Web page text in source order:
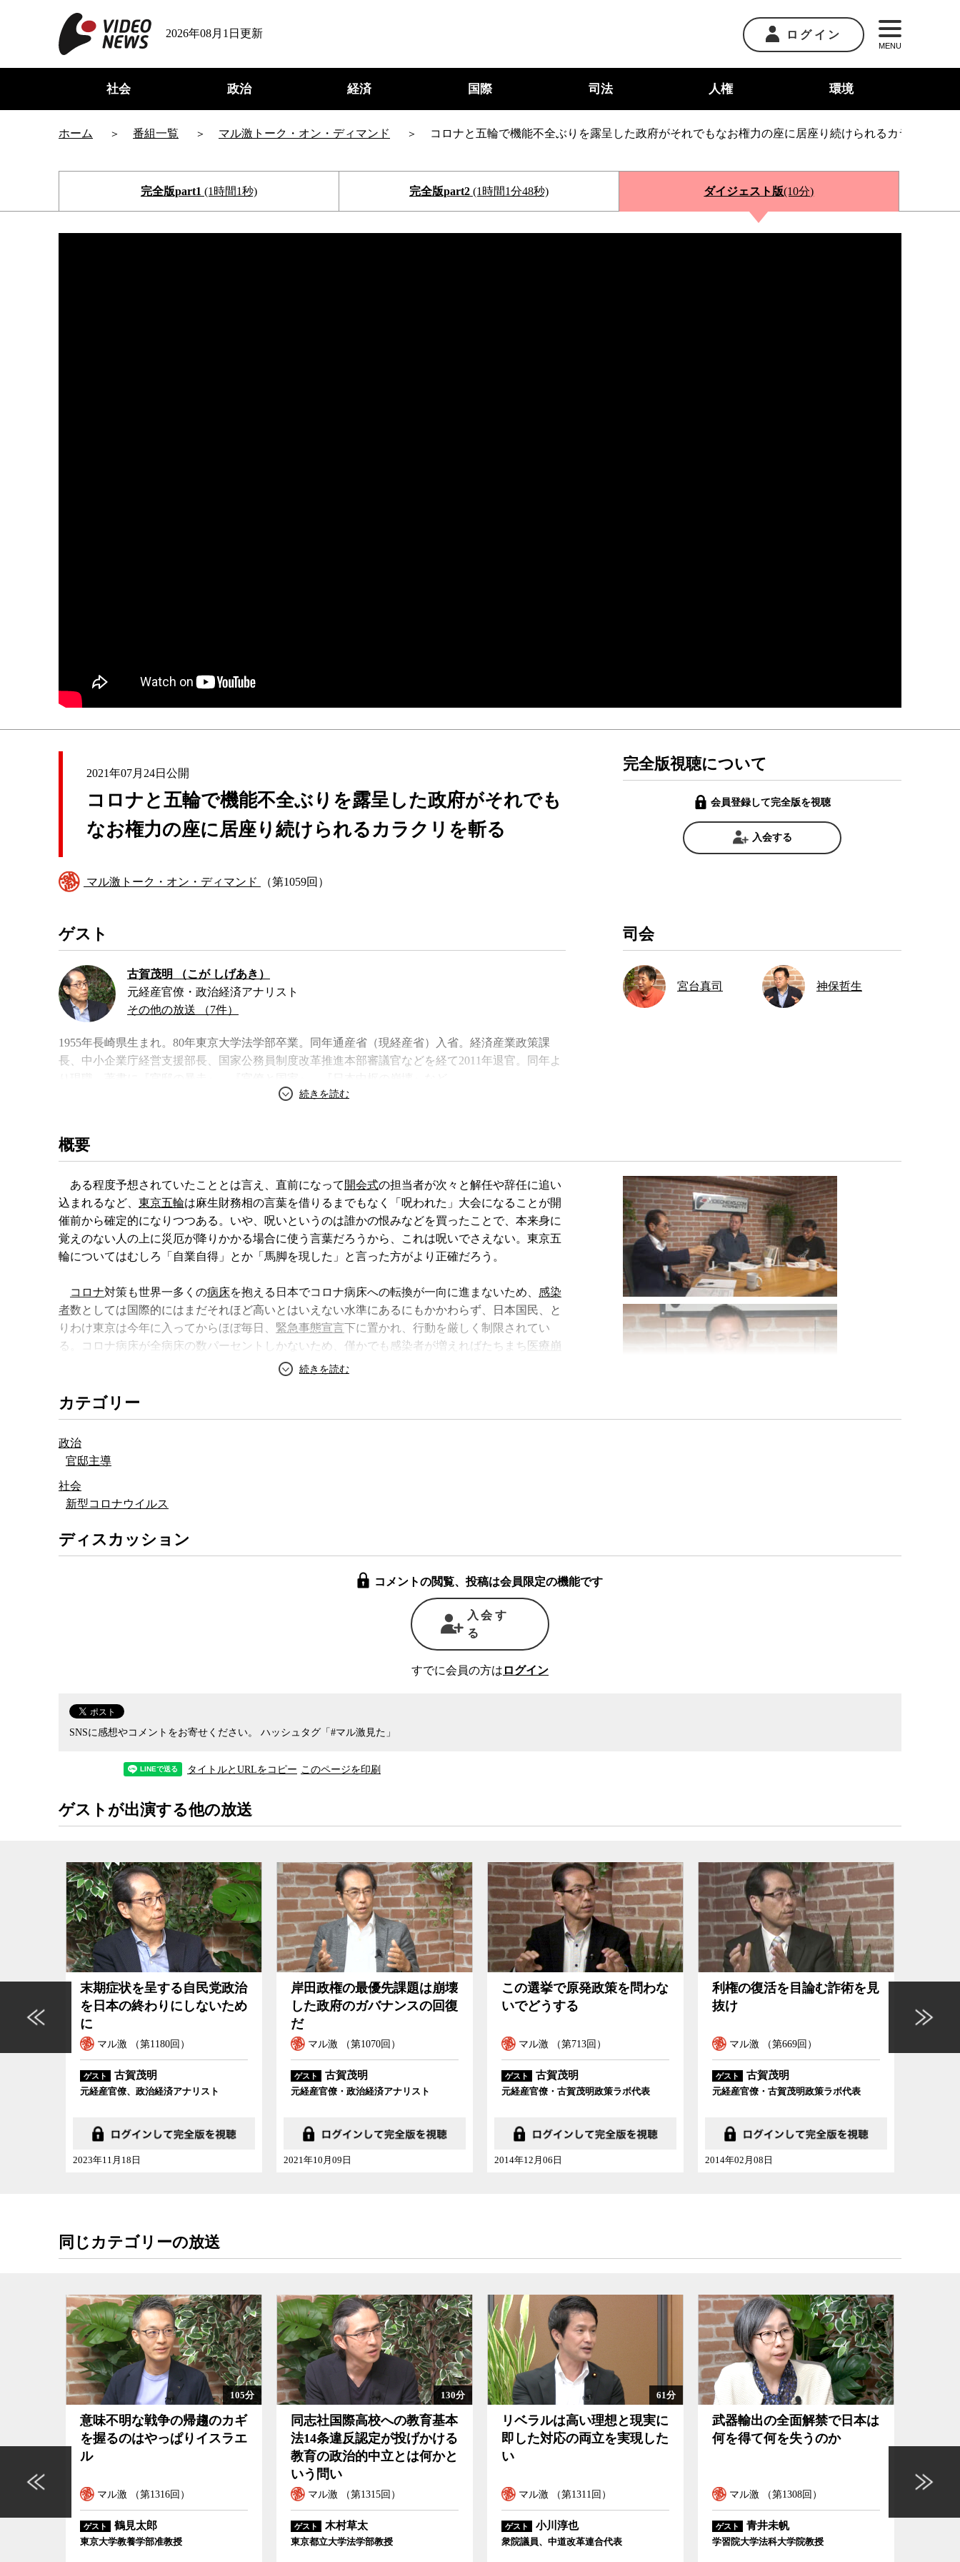
2026年08月1日更新 ログイン
MENU
社会 政治 経済 国際 司法 人権 環境
ホーム 番組一覧 マル激トーク・オン・ディマンド コロナと五輪で機能不全ぶりを露呈した政府がそれでもなお権力の座に居座り続けられるカラクリを斬
完全版part1 (1時間1秒) 完全版part2 (1時間1分48秒) ダイジェスト版(10分)
2021年07月24日公開
コロナと五輪で機能不全ぶりを露呈した政府がそれでも
なお権力の座に居座り続けられるカラクリを斬る
マル激トーク・オン・ディマンド （第1059回）
完全版視聴について
会員登録して完全版を視聴
入会する
ゲスト
古賀茂明 （こが しげあき）
元経産官僚・政治経済アナリスト
その他の放送 （7件）
1955年長崎県生まれ。80年東京大学法学部卒業。同年通産省（現経産省）入省。経済産業政策課
長、中小企業庁経営支援部長、国家公務員制度改革推進本部審議官などを経て2011年退官。同年よ
分断と凋落の日本 官僚と国家
国家の暴走 安倍政権の世論操
作術
司会
宮台真司 神保哲生
概要
ある程度予想されていたこととは言え、直前になって 開会式の担当者が次々と解任や辞任に追い
込まれるなど、 東京五輪は麻生財務相の言葉を借りるまでもなく「呪われた」大会になることが開
催前から確定的になりつつある。いや、呪いというのは誰かの恨みなどを買ったことで、本来身に
覚えのない人の上に災厄が降りかかる場合に使う言葉だろうから、これは呪いでさえない。東京五
輪についてはむしろ「自業自得」とか「馬脚を現した」と言った方がより正確だろう。
コロナ対策も世界一多くの病床を抱える日本でコロナ病床への転換が一向に進まないため、 感染
者数としては国際的にはまだそれほど高いとはいえない水準にあるにもかかわらず、日本国民、と
りわけ東京は今年に入ってからほぼ毎日、 緊急事態宣言下に置かれ、行動を厳しく制限されてい
る。コロナ病床が全病床の数パーセントしかないため、僅かでも感染者が増えればたちまち 医療崩
の淵に立たされる危険性がある状態にあるのは、1年半前から何も変わっていない。
感染源を突き止める上での必至条件となる
菅首相の「とにかく打ちまくれ」の号令の下、なり振り構わず打ちまくった結果、とりあえず1日
100万件のベンチマークをクリアしたまではよかったが、今度は在庫が足りなくなり地方自治体や
職域接種が予約分をキャンセルしなければならなくなるというちぐはぐぶりを露呈している。
五輪では
惑による辞任、森喜朗組織委員長による女性蔑視発言を始めとする数々の問題発言と相次ぐ責任者
箱物を含めると3兆円超にまで膨れあがった五輪経費等々、これでもかというくらいの不祥事や失
一方、コロナ対策の方も、進まない病床転換や増えないPCR検査に加えて、そもそも日本は
の漂流に始まり、習近平来日前だったために中国からの入国制限が後手に回
ったために、容易に感染の国内蔓延を許してしまったり、かと思うといきなり根拠なき
一斉休校
してみたり、意味不明の小さな布マスクを配ってみたり、首相が得意げに星野源ビデオを公開して
みたりと、当初から危うい対応が続いた。加えて、感染が疑われても一向につながらない保健所の
っても止められない
態宣言等々。日本は要請ベースであるにもかかわらず国民の多大な犠牲によってかなり感染が抑え
られてはいるが、政府のコロナ対策でまともに機能していると言えるものが何一つないという有様
制度改革などにも関わった経験を持つ古賀茂明氏は言う。長年にわたる政治改革の結果、首相官邸
に権力が集中した結果、その権力を能力の低い政治家が握った場合、政府自体が機能不全に陥るこ
やすく、自分たちの思うがままに権力を行使できるので好都合なのだと言う。
特に安倍政権では首相の信任が篤く陰の首相とまで異名を取った今井尚哉首相補佐官が経産省の
出身であったことから、経産官僚が官邸の実権を握った。古賀氏によると、古賀氏の古巣でもある
経産省は高度経済成長以降は事実上省庁としての仕事がなく、経産官僚の主な仕事は補助金を配る
ことになっていた。そのため経産官僚は中身のない政策をもっともらしく見せ、面白いキャッチフ
レーズや話題作りで世論の目を引くことにかけてはどのの省も真似できない高度なノウハウを身に
付けているという。安倍政権下で使われた「
アベノミクス」「一億総活躍」「働き方改革」等々、
数々のキャッチフレーズが思い出されるが、その経産省の性格こそがまさに安倍政権の性格そのも
のになっていたと古賀氏は指摘する。
しかし、多くの国民が真新しいキャッチフレーズに目を奪われている間に、安倍政権は金融緩和
による円安誘導と日銀や公的資金による株価や地価の買い支え、大企業支援に自民党支持層へのバ
ラマキを続けた結果、日本の国際的地位は低下の一途を辿った。そして、かつて国民一人当たりの
どすべての指標で先進国中最下位に転落してしまった。こと豊かさや幸福度、ジェンダーや表現の
自由度などの指数では、日本が発展途上国の後塵を拝している分野も少なくない。
コロナは乗り切れなかった。そのような状態にある日本が、思いっきり背伸びをして五輪を主催し
ようというのだ。あちらこちらでボロが出るのも無理はない。
古賀氏は実際は国民の2割強しか支持を得ていない政治勢力が国会の3分の2を支配できていると
ころに問題があるとも言う。そしてその主要因の一つが、低い選挙での投票率にある。投票を義務
化でもしない限り、その問題は容易に解決しないのではないかと、古賀氏は言う。
また、安倍政権以降、官邸がメディアの抑え込みに成功したことも、日本の実態を分かり難くし
ている一要因になっていることも事実だろう。
今週は古賀氏と、コロナと五輪で露わになった現在の日本の明らかな機能不全とその原因、そし
てその処方箋を、ジャーナリストの神保哲生と社会学者の宮台真司が議論した。
カテゴリー
政治
官邸主導
社会
新型コロナウイルス
ディスカッション
コメントの閲覧、投稿は会員限定の機能です
入会す
る
すでに会員の方は ログイン
SNSに感想やコメントをお寄せください。 ハッシュタグ「#マル激見た」
タイトルとURLをコピー このページを印刷
ゲストが出演する他の放送
岸田政権の最優先課題は崩壊
した政府のガバナンスの回復
だ
マル激 （第1070回）
ゲスト 古賀茂明
元経産官僚・政治経済アナリスト
2021年10月09日
この選挙で原発政策を問わな
いでどうする
マル激 （第713回）
ゲスト 古賀茂明
元経産官僚・古賀茂明政策ラボ代表
2014年12月06日
利権の復活を目論む詐術を見
抜け
マル激 （第669回）
ゲスト 古賀茂明
元経産官僚・古賀茂明政策ラボ代表
2014年02月08日
日本病の治し方
マル激 （第606回）
ゲスト 古賀茂明
大阪府市統合本部特別顧問
2012年11月24日
の理
同じカテゴリーの放送
130分
同志社国際高校への教育基本
法14条違反認定が投げかける
教育の政治的中立とは何かと
マル激 （第1315回）
ゲスト 木村草太
東京都立大学法学部教授
61分
リベラルは高い理想と現実に
即した対応の両立を実現した
い
マル激 （第1311回）
ゲスト 小川淳也
衆院議員、中道改革連合代表
武器輸出の全面解禁で日本は
何を得て何を失うのか
マル激 （第1308回）
ゲスト 青井未帆
学習院大学法科大学院教授
イラン攻撃に見るAI兵器を
使った戦争の新しい形とは
マル激 （第1305回）
ゲスト 佐藤丙午
拓殖大学国際学部教授、海外事情研究所